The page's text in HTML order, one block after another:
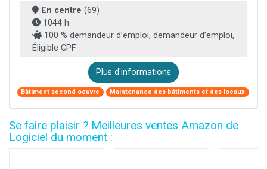
En centre (69)
1044 h
100 % demandeur d’emploi, demandeur d’emploi,
Éligible CPF
Plus d'informations
Bâtiment second oeuvre Maintenance des bâtiments et des locaux
Se faire plaisir ? Meilleures ventes Amazon de
Logiciel du moment :